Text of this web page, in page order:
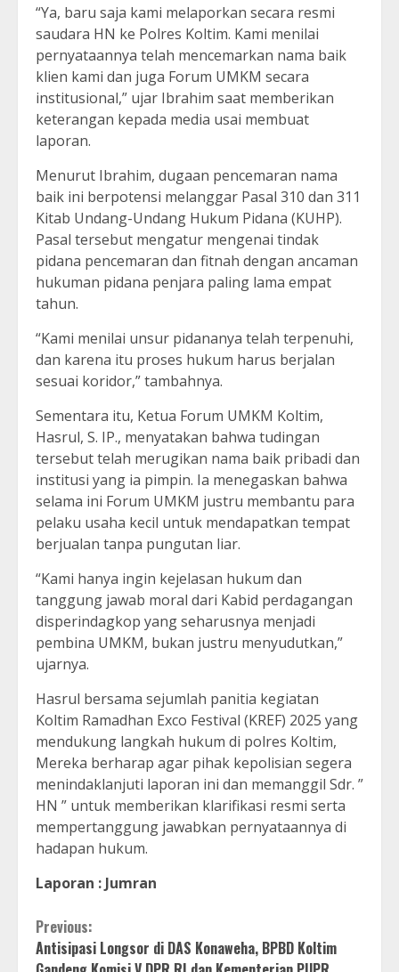
“Ya, baru saja kami melaporkan secara resmi
saudara HN ke Polres Koltim. Kami menilai
pernyataannya telah mencemarkan nama baik
klien kami dan juga Forum UMKM secara
institusional,” ujar Ibrahim saat memberikan
keterangan kepada media usai membuat
laporan.
Menurut Ibrahim, dugaan pencemaran nama
baik ini berpotensi melanggar Pasal 310 dan 311
Kitab Undang-Undang Hukum Pidana (KUHP).
Pasal tersebut mengatur mengenai tindak
pidana pencemaran dan fitnah dengan ancaman
hukuman pidana penjara paling lama empat
tahun.
“Kami menilai unsur pidananya telah terpenuhi,
dan karena itu proses hukum harus berjalan
sesuai koridor,” tambahnya.
Sementara itu, Ketua Forum UMKM Koltim,
Hasrul, S. IP., menyatakan bahwa tudingan
tersebut telah merugikan nama baik pribadi dan
institusi yang ia pimpin. Ia menegaskan bahwa
selama ini Forum UMKM justru membantu para
pelaku usaha kecil untuk mendapatkan tempat
berjualan tanpa pungutan liar.
“Kami hanya ingin kejelasan hukum dan
tanggung jawab moral dari Kabid perdagangan
disperindagkop yang seharusnya menjadi
pembina UMKM, bukan justru menyudutkan,”
ujarnya.
Hasrul bersama sejumlah panitia kegiatan
Koltim Ramadhan Exco Festival (KREF) 2025 yang
mendukung langkah hukum di polres Koltim,
Mereka berharap agar pihak kepolisian segera
menindaklanjuti laporan ini dan memanggil Sdr. ”
HN ” untuk memberikan klarifikasi resmi serta
mempertanggung jawabkan pernyataannya di
hadapan hukum.
Laporan : Jumran
Continue
Previous:
Antisipasi Longsor di DAS Konaweha, BPBD Koltim